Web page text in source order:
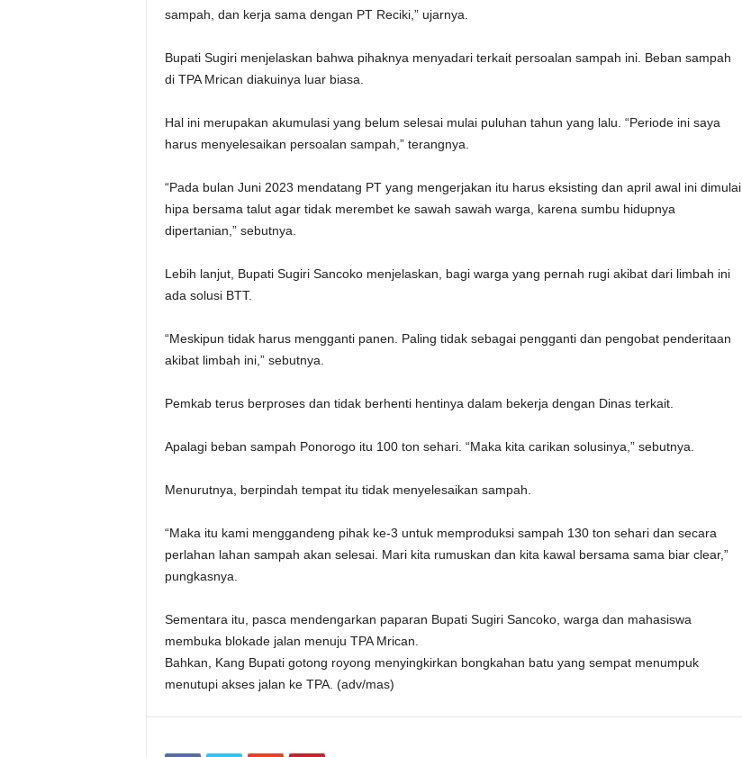
sampah, dan kerja sama dengan PT Reciki,” ujarnya.
Bupati Sugiri menjelaskan bahwa pihaknya menyadari terkait persoalan sampah ini. Beban sampah
di TPA Mrican diakuinya luar biasa.
Hal ini merupakan akumulasi yang belum selesai mulai puluhan tahun yang lalu. “Periode ini saya
harus menyelesaikan persoalan sampah,” terangnya.
“Pada bulan Juni 2023 mendatang PT yang mengerjakan itu harus eksisting dan april awal ini dimulai
hipa bersama talut agar tidak merembet ke sawah sawah warga, karena sumbu hidupnya
dipertanian,” sebutnya.
Lebih lanjut, Bupati Sugiri Sancoko menjelaskan, bagi warga yang pernah rugi akibat dari limbah ini
ada solusi BTT.
“Meskipun tidak harus mengganti panen. Paling tidak sebagai pengganti dan pengobat penderitaan
akibat limbah ini,” sebutnya.
Pemkab terus berproses dan tidak berhenti hentinya dalam bekerja dengan Dinas terkait.
Apalagi beban sampah Ponorogo itu 100 ton sehari. “Maka kita carikan solusinya,” sebutnya.
Menurutnya, berpindah tempat itu tidak menyelesaikan sampah.
“Maka itu kami menggandeng pihak ke-3 untuk memproduksi sampah 130 ton sehari dan secara
perlahan lahan sampah akan selesai. Mari kita rumuskan dan kita kawal bersama sama biar clear,”
pungkasnya.
Sementara itu, pasca mendengarkan paparan Bupati Sugiri Sancoko, warga dan mahasiswa
membuka blokade jalan menuju TPA Mrican.
Bahkan, Kang Bupati gotong royong menyingkirkan bongkahan batu yang sempat menumpuk
menutupi akses jalan ke TPA. (adv/mas)